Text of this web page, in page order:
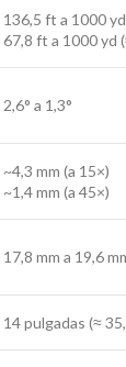
136,5 ft a 1000
67,8 ft a 1000 yd
2,6° a 1,3°
~4,3 mm (a 15×)
~1,4 mm (a 45×)
17,8 mm a 19,6
14 pulgadas (≈